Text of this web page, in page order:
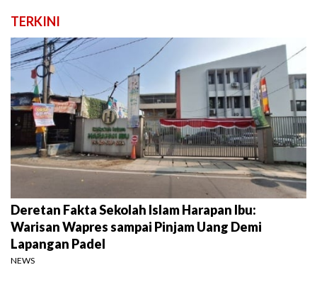
TERKINI
Deretan Fakta Sekolah Islam Harapan Ibu:
Warisan Wapres sampai Pinjam Uang Demi
Lapangan Padel
NEWS